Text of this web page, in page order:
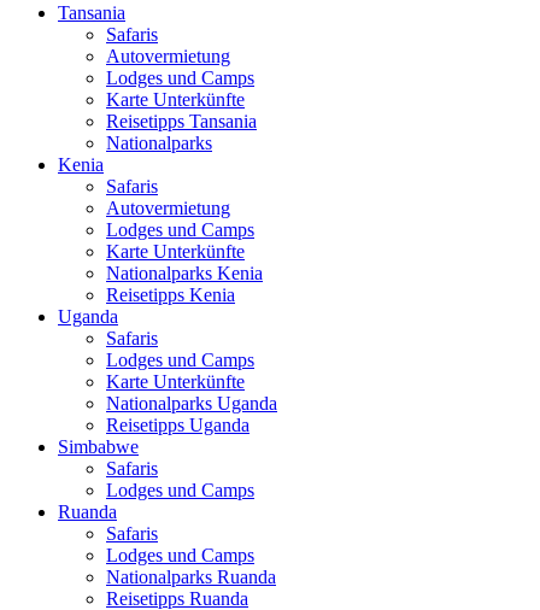
Tansania
Safaris
Autovermietung
Lodges und Camps
Karte Unterkünfte
Reisetipps Tansania
Nationalparks
Kenia
Safaris
Autovermietung
Lodges und Camps
Karte Unterkünfte
Nationalparks Kenia
Reisetipps Kenia
Uganda
Safaris
Lodges und Camps
Karte Unterkünfte
Nationalparks Uganda
Reisetipps Uganda
Simbabwe
Safaris
Lodges und Camps
Ruanda
Safaris
Lodges und Camps
Nationalparks Ruanda
Reisetipps Ruanda